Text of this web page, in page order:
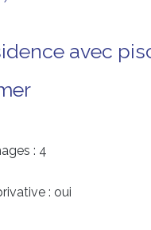
avec
: 4
: oui